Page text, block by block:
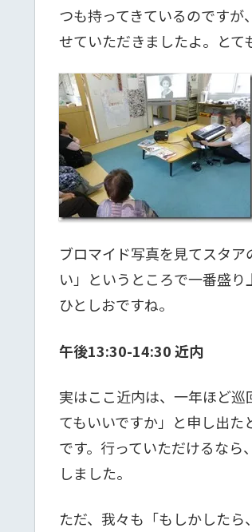
つも持ってきているのです
せていただきましたよ。とて
ブロマイド写真を見てスタ
い」というところで一番盛
ひとしおですね。
午後13:30-14:30 近内
実はここ近内は、一年ほど巡
てもいいですか」と申し出
です。行っていただけるな
しました。
ただ、我々も「もしかした